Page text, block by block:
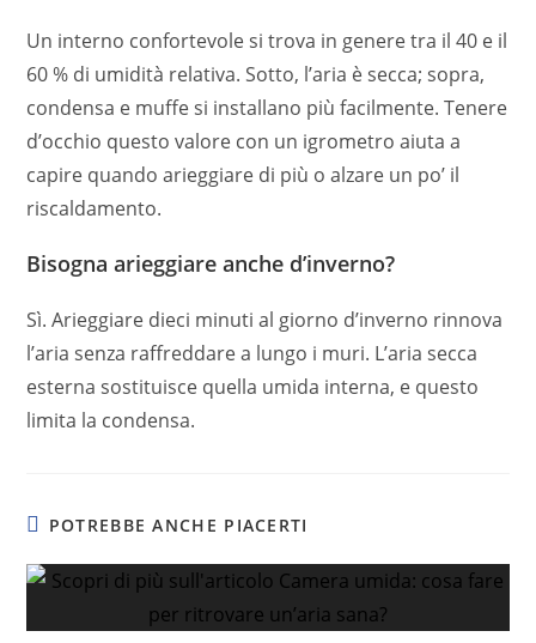
Un interno confortevole si trova in genere tra il 40 e il
60 % di umidità relativa. Sotto, l’aria è secca; sopra,
condensa e muffe si installano più facilmente. Tenere
d’occhio questo valore con un igrometro aiuta a
capire quando arieggiare di più o alzare un po’ il
riscaldamento.
Bisogna arieggiare anche d’inverno?
Sì. Arieggiare dieci minuti al giorno d’inverno rinnova
l’aria senza raffreddare a lungo i muri. L’aria secca
esterna sostituisce quella umida interna, e questo
limita la condensa.
POTREBBE ANCHE PIACERTI